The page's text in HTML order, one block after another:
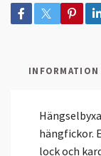
INFORMATION
hängfickor.
lock och